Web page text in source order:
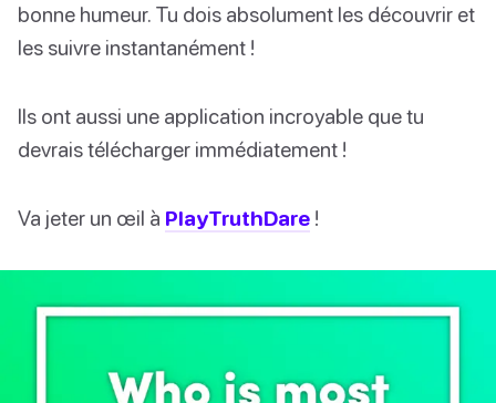
bonne humeur. Tu dois absolument les découvrir et
les suivre instantanément !
Ils ont aussi une application incroyable que tu
devrais télécharger immédiatement !
Va jeter un œil à PlayTruthDare !